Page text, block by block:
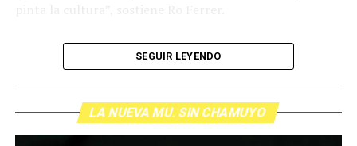
En este nuevo programa de La que te parió, maternidad
en cuarentena, cómo lidiar con la culpa y el humor
como herramienta de nuevas construcciones.
Escuchá el programa completo y descargalo para tu
radio.
SEGUIR LEYENDO
LA NUEVA MU. SIN CHAMUYO